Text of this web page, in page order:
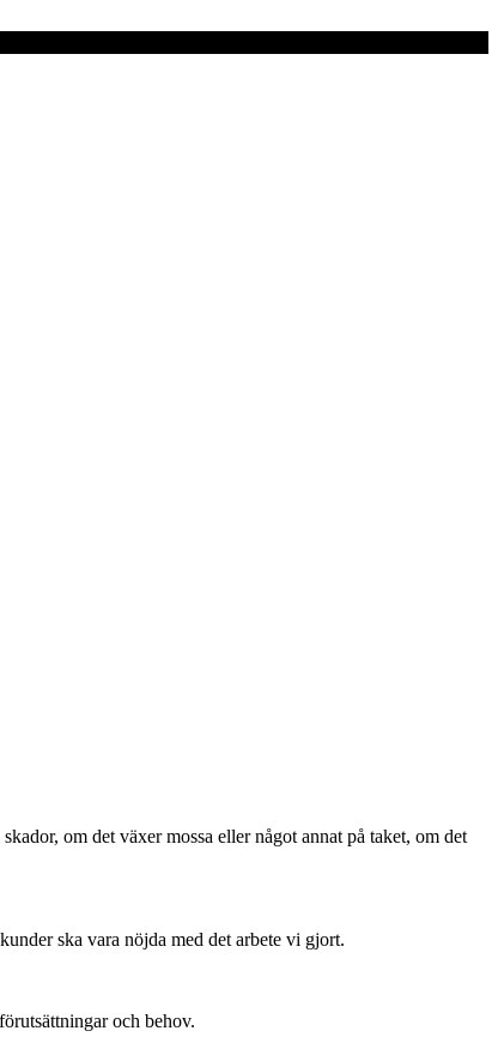
om det växer mossa eller något annat på taket, om det
ska vara nöjda med det arbete vi gjort.
och behov.